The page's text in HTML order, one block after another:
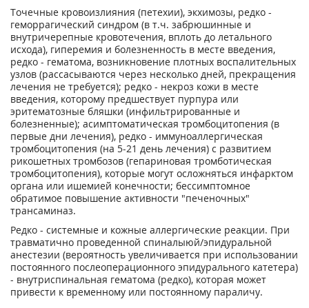
Точечные кровоизлияния (петехии), экхимозы, редко -
геморрагический синдром (в т.ч. забрюшинные и
внутричерепные кровотечения, вплоть до летального
исхода), гиперемия и болезненность в месте введения,
редко - гематома, возникновение плотных воспалительных
узлов (рассасываются через несколько дней, прекращения
лечения не требуется); редко - некроз кожи в месте
введения, которому предшествует пурпура или
эритематозные бляшки (инфильтрированные и
болезненные); асимптоматическая тромбоцитопения (в
первые дни лечения), редко - иммуноаллергическая
тромбоцитопения (на 5-21 день лечения) с развитием
рикошетных тромбозов (гепариновая тромботическая
тромбоцитопения), которые могут осложняться инфарктом
органа или ишемией конечности; бессимптомное
обратимое повышение активности "печеночных"
трансаминаз.
Редко - системные и кожные аллергические реакции. При
травматично проведенной спиналыюй/эпидуральной
анестезии (вероятность увеличивается при использовании
постоянного послеоперационного эпидурального катетера)
- внутриспинальная гематома (редко), которая может
привести к временному или постоянному параличу.